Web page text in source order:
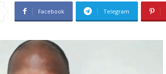
Facebook Telegram